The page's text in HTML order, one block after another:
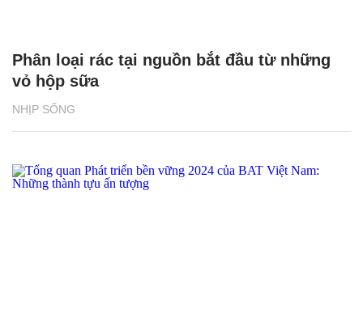
NHỊP SỐNG
Phân loại rác tại nguồn bắt đầu từ những
vỏ hộp sữa